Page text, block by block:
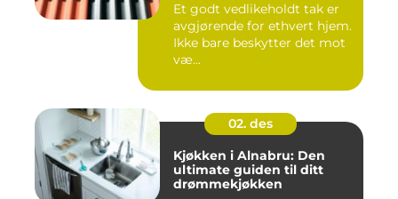
Et godt vedlikeholdt tak er
avgjørende for ethvert hjem.
Ikke bare beskytter det mot
væ...
02. des
Kjøkken i Alnabru: Den
ultimate guiden til ditt
drømmekjøkken